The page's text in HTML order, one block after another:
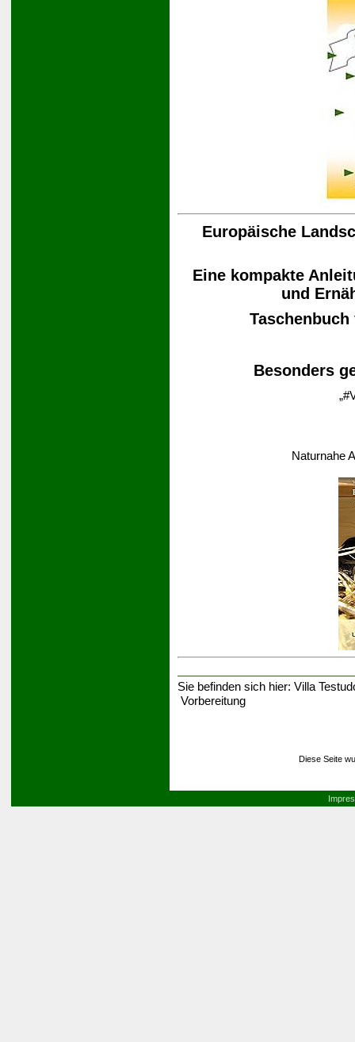
Europäische
Eine kompakte
und
Besonders
Naturnahe
Sie befinden sich hier: Villa
Vorbereitung
Diese Seite